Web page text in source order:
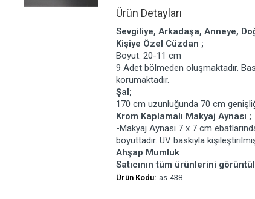
Ürün Detayları
Sevgiliye, Arkadaşa, Anneye,
Kişiye Özel Cüzdan ;
Boyut: 20-11 cm
9 Adet bölmeden oluşmaktadır.
korumaktadır.
Şal;
170 cm uzunluğunda 70 cm
Krom Kaplamalı Makyaj Aynası ;
-Makyaj Aynası 7 x 7 cm
boyuttadır. UV baskıyla
Ahşap Mumluk
Satıcının tüm ürünlerini
Ürün Kodu: as-438